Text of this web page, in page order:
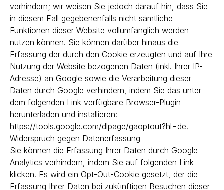
verhindern; wir weisen Sie jedoch darauf hin, dass Sie
in diesem Fall gegebenenfalls nicht sämtliche
Funktionen dieser Website vollumfänglich werden
nutzen können. Sie können darüber hinaus die
Erfassung der durch den Cookie erzeugten und auf Ihre
Nutzung der Website bezogenen Daten (inkl. Ihrer IP-
Adresse) an Google sowie die Verarbeitung dieser
Daten durch Google verhindern, indem Sie das unter
dem folgenden Link verfügbare Browser-Plugin
herunterladen und installieren:
https://tools.google.com/dlpage/gaoptout?hl=de.
Widerspruch gegen Datenerfassung
Sie können die Erfassung Ihrer Daten durch Google
Analytics verhindern, indem Sie auf folgenden Link
klicken. Es wird ein Opt-Out-Cookie gesetzt, der die
Erfassung Ihrer Daten bei zukünftigen Besuchen dieser